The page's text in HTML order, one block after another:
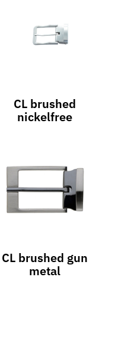
CL brushed
nickelfree
CL brushed gun
metal